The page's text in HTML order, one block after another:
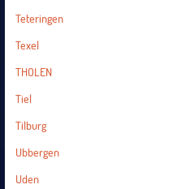
Teteringen
Texel
THOLEN
Tiel
Tilburg
Ubbergen
Uden